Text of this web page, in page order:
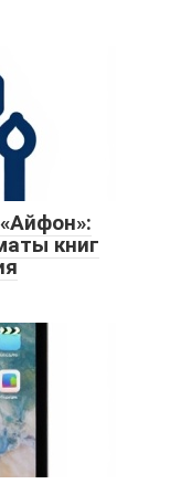
книг